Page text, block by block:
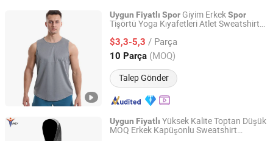
Uygun Fiyatlı Spor Giyim ErkekSpor
Tişörtü Yoga Kıyafetleri Atlet Sweatshirt
$3,3-5,3 / Parça
10 Parça (MOQ)
Talep Gönder
Shenzhen YJS Trading Co., Ltd.
Guangdong, China Fiyat 2026
Uygun Fiyatlı Yüksek Kalite Toptan Düşük
MOQ Erkek Kapüşonlu Sweatshirt
Guangzhou Inly Sporting Goods Co., Ltd.